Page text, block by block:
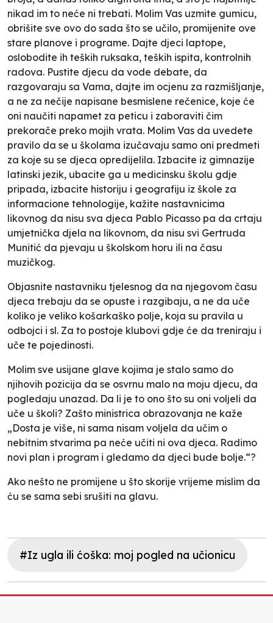
nikad im to neće ni trebati. Molim Vas uzmite gumicu,
obrišite sve ovo do sada što se učilo, promijenite ove
stare planove i programe. Dajte djeci laptope,
oslobodite ih teških ruksaka, teških ispita, kontrolnih
radova. Pustite djecu da vode debate, da
razgovaraju sa Vama, dajte im ocjenu za razmišljanje,
a ne za nečije napisane besmislene rečenice, koje će
oni naučiti napamet za peticu i zaboraviti čim
prekorače preko mojih vrata. Molim Vas da uvedete
pravilo da se u školama izučavaju samo oni predmeti
za koje su se djeca opredijelila. Izbacite iz gimnazije
latinski jezik, ubacite ga u medicinsku školu gdje
pripada, izbacite historiju i geografiju iz škole za
informacione tehnologije, kažite nastavnicima
likovnog da nisu sva djeca Pablo Picasso pa da crtaju
umjetnička djela na likovnom, da nisu svi Gertruda
Munitić da pjevaju u školskom horu ili na času
muzičkog.
Objasnite nastavniku tjelesnog da na njegovom času
djeca trebaju da se opuste i razgibaju, a ne da uče
koliko je veliko košarkaško polje, koja su pravila u
odbojci i sl. Za to postoje klubovi gdje će da treniraju i
uče te pojedinosti.
Molim sve usijane glave kojima je stalo samo do
njihovih pozicija da se osvrnu malo na moju djecu, da
pogledaju unazad. Da li je to ono što su oni voljeli da
uče u školi? Zašto ministrica obrazovanja ne kaže
„Dosta je više, ni sama nisam voljela da učim o
nebitnim stvarima pa neće učiti ni ova djeca. Radimo
novi plan i program i gledamo da djeci bude bolje.“?
Ako nešto ne promijene u što skorije vrijeme mislim da
ću se sama sebi srušiti na glavu.
#Iz ugla ili ćoška: moj pogled na učionicu